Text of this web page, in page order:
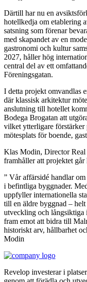
Därtill har nu en
hotellkedja om etablering
satsning som förenar
med skapandet av en
gastronomi och kultur
2027, håller hög
central del av ett
Föreningsgatan.
I detta projekt omvandlas
där klassisk arkitektur
anslutning till hotellet
Bodega Brogatan att
vilket ytterligare förstärker
mötesplats för boende,
Klas Modin, Director Real
framhåller att projektet
” Vår affärsidé handlar
i befintliga byggnader.
uppfyller internationella
till en äldre byggnad –
utveckling och långsiktiga
fram emot att bidra till
historiskt arv, hållbarhet
Modin
Revelop investerar i